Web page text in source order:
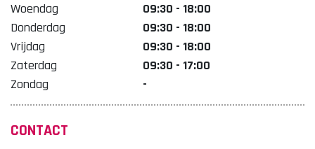
Woendag
09:30 - 18:00
Donderdag
09:30 - 18:00
Vrijdag
09:30 - 18:00
Zaterdag
09:30 - 17:00
Zondag
-
CONTACT